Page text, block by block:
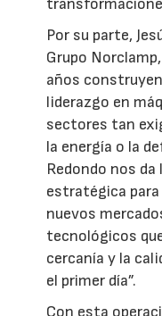
Por su parte,
Grupo
años
liderazgo en
sectores tan
la energía o la
Redondo nos
estratégica
nuevos
tecnológicos
cercanía y la
el primer día”.
Con esta